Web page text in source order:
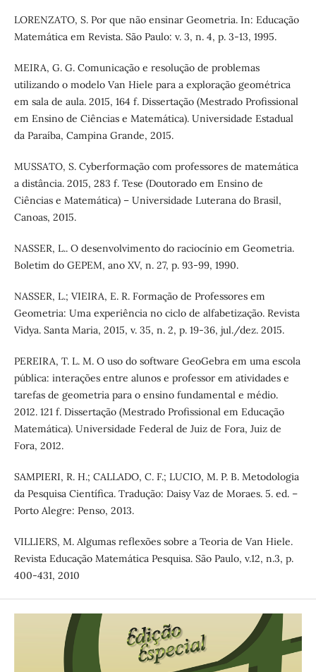
LORENZATO, S. Por que não ensinar Geometria. In: Educação
Matemática em Revista. São Paulo: v. 3, n. 4, p. 3-13, 1995.
MEIRA, G. G. Comunicação e resolução de problemas
utilizando o modelo Van Hiele para a exploração geométrica
em sala de aula. 2015, 164 f. Dissertação (Mestrado Profissional
em Ensino de Ciências e Matemática). Universidade Estadual
da Paraíba, Campina Grande, 2015.
MUSSATO, S. Cyberformação com professores de matemática
a distância. 2015, 283 f. Tese (Doutorado em Ensino de
Ciências e Matemática) – Universidade Luterana do Brasil,
Canoas, 2015.
NASSER, L.. O desenvolvimento do raciocínio em Geometria.
Boletim do GEPEM, ano XV, n. 27, p. 93-99, 1990.
NASSER, L.; VIEIRA, E. R. Formação de Professores em
Geometria: Uma experiência no ciclo de alfabetização. Revista
Vidya. Santa Maria, 2015, v. 35, n. 2, p. 19-36, jul./dez. 2015.
PEREIRA, T. L. M. O uso do software GeoGebra em uma escola
pública: interações entre alunos e professor em atividades e
tarefas de geometria para o ensino fundamental e médio.
2012. 121 f. Dissertação (Mestrado Profissional em Educação
Matemática). Universidade Federal de Juiz de Fora, Juiz de
Fora, 2012.
SAMPIERI, R. H.; CALLADO, C. F.; LUCIO, M. P. B. Metodologia
da Pesquisa Científica. Tradução: Daisy Vaz de Moraes. 5. ed. –
Porto Alegre: Penso, 2013.
VILLIERS, M. Algumas reflexões sobre a Teoria de Van Hiele.
Revista Educação Matemática Pesquisa. São Paulo, v.12, n.3, p.
400-431, 2010